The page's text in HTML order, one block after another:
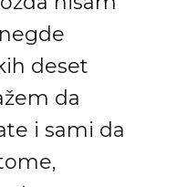
deset
da
i sami da